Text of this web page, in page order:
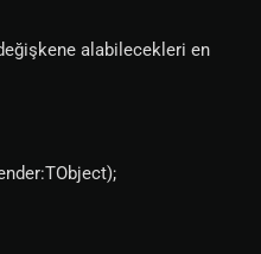
alabilecekleri en